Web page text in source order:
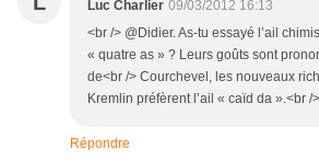
Luc Charlier 09/03/2012 16:13
<br /> @Didier. As-tu essayé l’ail
« quatre as » ? Leurs goûts sont
de<br /> Courchevel, les nouveaux
Kremlin préfèrent l’ail « caïd da ».<br />
Répondre